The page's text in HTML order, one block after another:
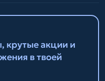
крутые акции и
в твоей